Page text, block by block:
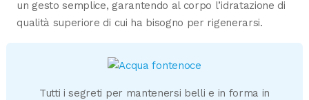
un gesto semplice, garantendo al corpo l’idratazione di
qualità superiore di cui ha bisogno per rigenerarsi.
Tutti i segreti per mantenersi belli e in forma in